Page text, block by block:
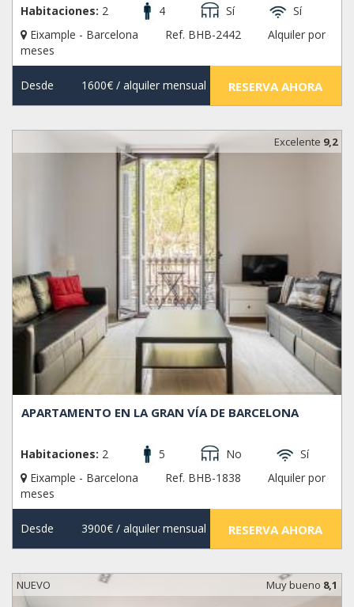
Habitaciones: 2 4 Sí
Sí
Eixample - Barcelona
Ref. BHB-2442
Alquiler por
meses
Desde 1600€/ alquiler mensual RESERVA AHORA
Excelente 9,2
APARTAMENTO EN LA GRAN VÍA DE BARCELONA
Habitaciones: 2 5 No
Sí
Eixample - Barcelona
Ref. BHB-1838
Alquiler por
meses
Desde 3900€/ alquiler mensual RESERVA AHORA
NUEVO Muy bueno 8,1